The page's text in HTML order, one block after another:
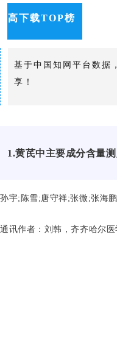
高下载TOP榜
基于中国知网平台数据
享！
1.黄芪中主要成分含量
孙宇;陈雪;唐守祥;张微;张海
通讯作者： 刘韩，齐齐哈尔医